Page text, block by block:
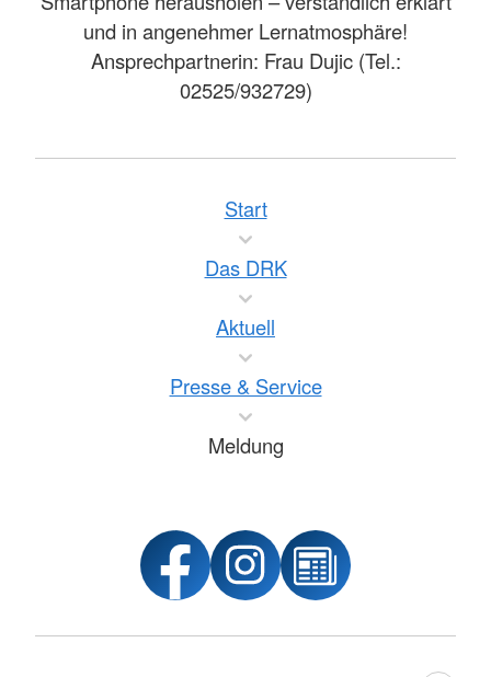
und in angenehmer Lernatmosphäre!
Ansprechpartnerin: Frau Dujic (Tel.:
02525/932729)
Start
Das DRK
Aktuell
Presse & Service
Meldung